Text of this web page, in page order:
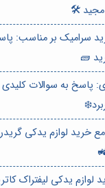
مجید 🛠️
سرامیک بر مناسب:
🧱
پاسخ به سوالات
لوازم یدکی لیفتراک